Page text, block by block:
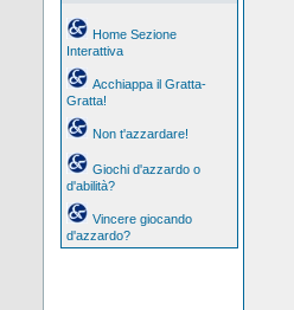
Home Sezione
Interattiva
Acchiappa il Gratta-
Gratta!
Non t'azzardare!
Giochi d'azzardo o
d'abilità?
Vincere giocando
d'azzardo?